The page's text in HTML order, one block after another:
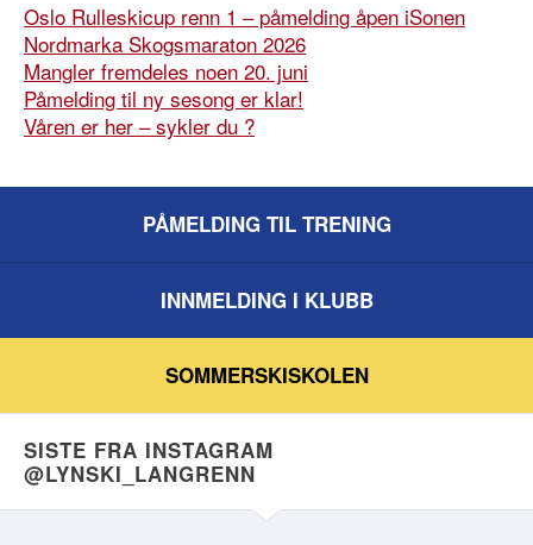
Oslo Rulleskicup renn 1 – påmelding åpen iSonen
Nordmarka Skogsmaraton 2026
Mangler fremdeles noen 20. juni
Påmelding til ny sesong er klar!
Våren er her – sykler du ?
PÅMELDING TIL TRENING
INNMELDING I KLUBB
SOMMERSKISKOLEN
SISTE FRA INSTAGRAM
@LYNSKI_LANGRENN